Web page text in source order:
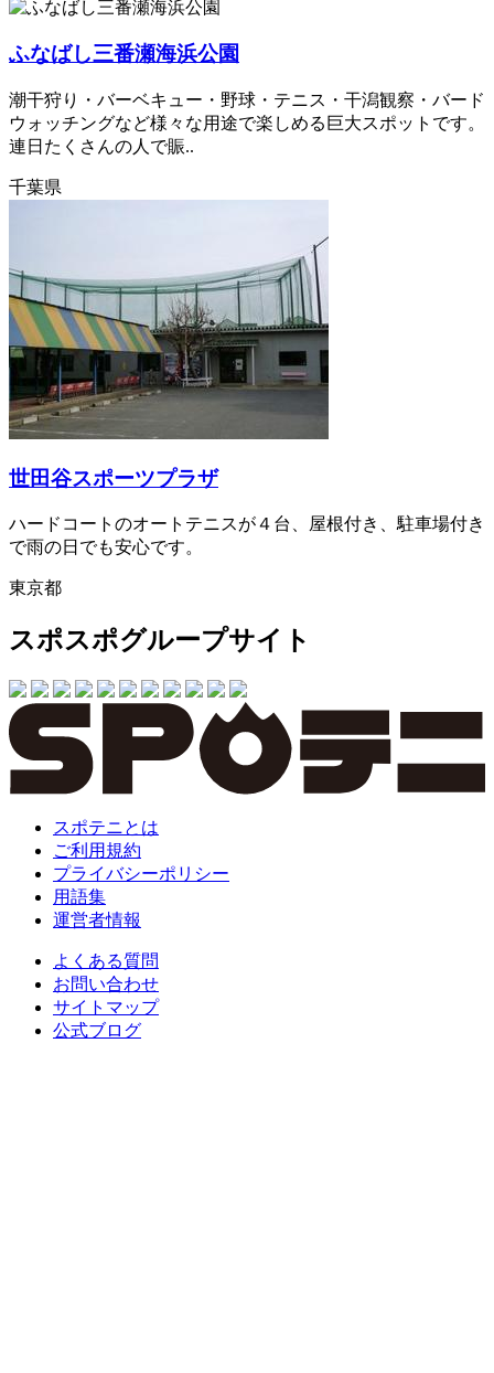
ふなばし三番瀬海浜公園
潮干狩り・バーベキュー・野球・テニス・干潟観察・バード
ウォッチングなど様々な用途で楽しめる巨大スポットです。
連日たくさんの人で賑..
千葉県
世田谷スポーツプラザ
ハードコートのオートテニスが４台、屋根付き、駐車場付き
で雨の日でも安心です。
東京都
スポスポグループサイト
スポテニとは
ご利用規約
プライバシーポリシー
用語集
運営者情報
よくある質問
お問い合わせ
サイトマップ
公式ブログ